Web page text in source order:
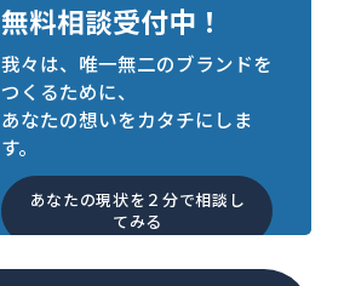
無料相談受付中！
我々は、唯一無二のブランドを
つくるために、
あなたの想いをカタチにしま
す。
あなたの現状を２分で相談し
てみる